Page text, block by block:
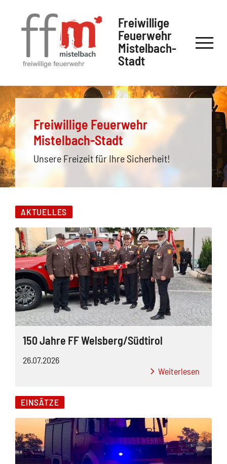
Freiwillige
Feuerwehr
Mistelbach-
Stadt
Freiwillige Feuerwehr
Mistelbach-Stadt
Unsere Freizeit für Ihre Sicherheit!
AKTUELLES
150 Jahre FF Welsberg/Südtirol
26.07.2026
Weiterlesen
EINSÄTZE